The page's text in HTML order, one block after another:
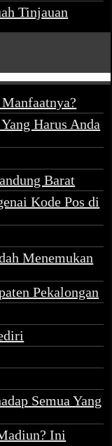
Tinjauan
Harus Anda
Barat
Kode Pos di
Menemukan
Pekalongan
Semua Yang
Ini